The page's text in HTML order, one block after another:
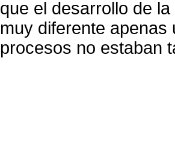
que el desarrollo de
muy diferente
procesos no estaban